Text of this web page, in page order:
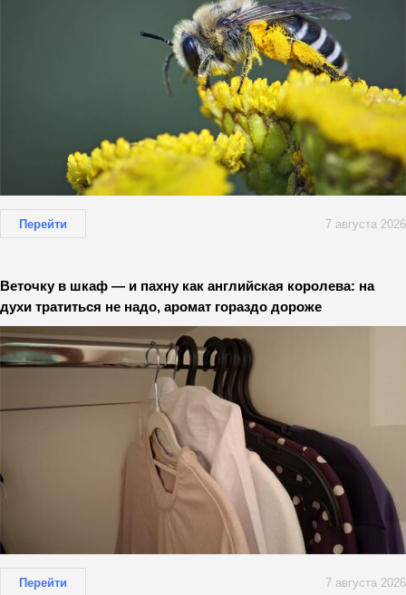
Перейти 7 августа 2026
Веточку в шкаф — и пахну как английская королева: на
духи тратиться не надо, аромат гораздо дороже
Перейти 7 августа 2026